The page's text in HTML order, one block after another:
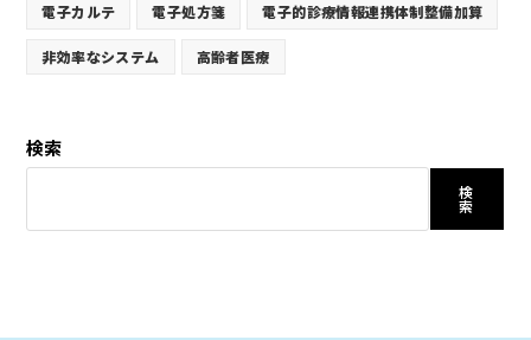
電子カルテ 電子処方箋 電子的診療情報連携体制整備加算
非効率なシステム 高齢者医療
検索
検
索